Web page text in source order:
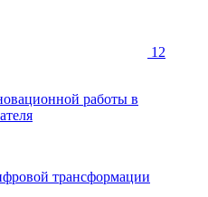
12
работы в
трансформации